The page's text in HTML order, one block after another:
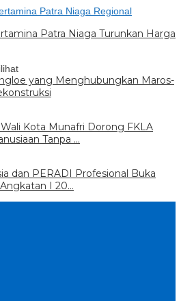
Patra Niaga Regional
Patra Niaga Turunkan Harga
yang Menghubungkan Maros-
Kota Munafri Dorong FKLA
Tanpa …
dan PERADI Profesional Buka
I 20…